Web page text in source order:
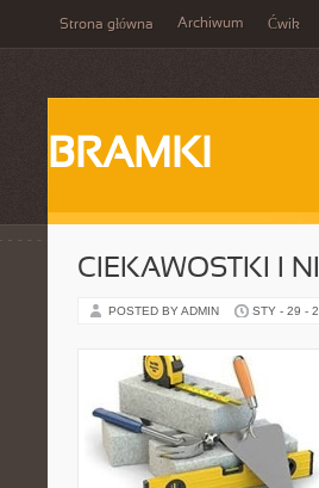
Strona główna Archiwum Ćwik
BRAMKI
CIEKAWOSTKI I
POSTED BY ADMIN STY - 29 -